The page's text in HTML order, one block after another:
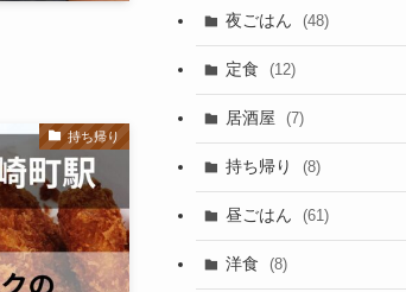
持ち帰り
夜ごはん (48)
定食 (12)
居酒屋 (7)
持ち帰り (8)
昼ごはん (61)
洋食 (8)